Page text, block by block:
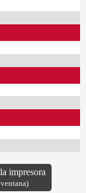
impresora